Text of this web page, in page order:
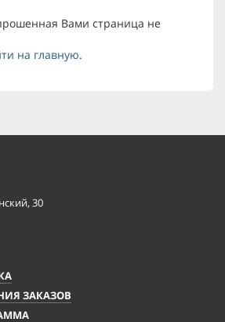
Вами страница не
на главную.
30
ЗАКАЗОВ